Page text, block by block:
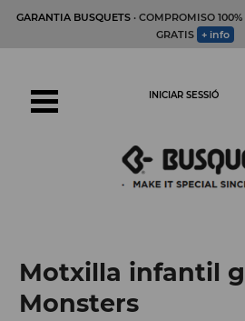
GARANTIA BUSQUETS· COMPROMISO
GRATIS + info
INICIAR SESSIÓ
Motxilla infantil
Monsters